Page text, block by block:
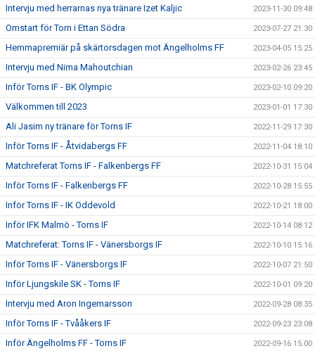
Intervju med herrarnas nya tränare Izet Kaljic 2023-11-30 09:48
Omstart för Torn i Ettan Södra 2023-07-27 21:30
Hemmapremiär på skärtorsdagen mot Ängelholms FF 2023-04-05 15:25
Intervju med Nima Mahoutchian 2023-02-26 23:45
Inför Torns IF - BK Olympic 2023-02-10 09:20
Välkommen till 2023 2023-01-01 17:30
Ali Jasim ny tränare för Torns IF 2022-11-29 17:30
Inför Torns IF - Åtvidabergs FF 2022-11-04 18:10
Matchreferat Torns IF - Falkenbergs FF 2022-10-31 15:04
Inför Torns IF - Falkenbergs FF 2022-10-28 15:55
Inför Torns IF - IK Oddevold 2022-10-21 18:00
Inför IFK Malmö - Torns IF 2022-10-14 08:12
Matchreferat: Torns IF - Vänersborgs IF 2022-10-10 15:16
Inför Torns IF - Vänersborgs IF 2022-10-07 21:50
Inför Ljungskile SK - Torns IF 2022-10-01 09:20
Intervju med Aron Ingemarsson 2022-09-28 08:35
Inför Torns IF - Tvååkers IF 2022-09-23 23:08
Inför Ängelholms FF - Torns IF 2022-09-16 15:00